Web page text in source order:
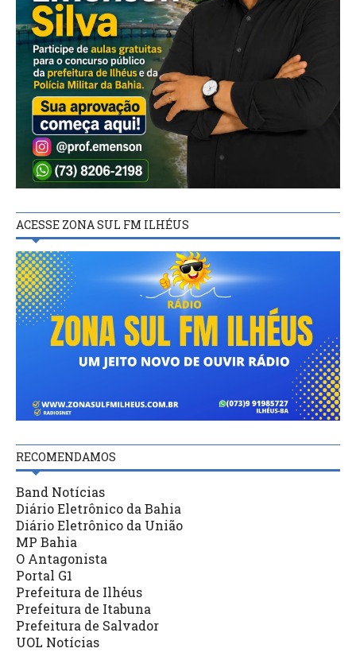
ACESSE ZONA SUL FM ILHÉUS
RECOMENDAMOS
Band Notícias
Diário Eletrônico da Bahia
Diário Eletrônico da União
MP Bahia
O Antagonista
Portal G1
Prefeitura de Ilhéus
Prefeitura de Itabuna
Prefeitura de Salvador
UOL Notícias